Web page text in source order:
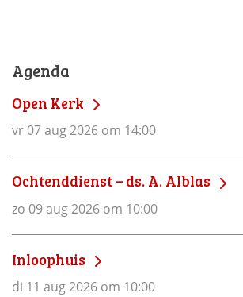
Agenda
Open Kerk
vr 07 aug 2026 om 14:00
Ochtenddienst – ds. A. Alblas
zo 09 aug 2026 om 10:00
Inloophuis
di 11 aug 2026 om 10:00